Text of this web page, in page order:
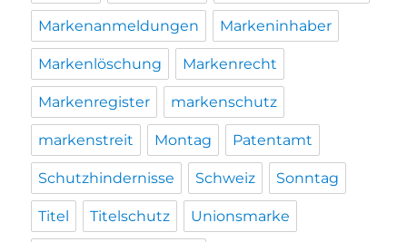
Markenanmeldungen Markeninhaber
Markenlöschung Markenrecht
Markenregister markenschutz
markenstreit Montag Patentamt
Schutzhindernisse Schweiz Sonntag
Titel Titelschutz Unionsmarke